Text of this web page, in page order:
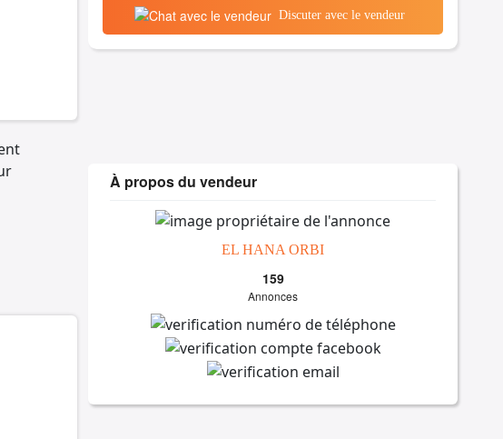
Discuter avec le vendeur
À propos du vendeur
EL HANA ORBI
159
Annonces